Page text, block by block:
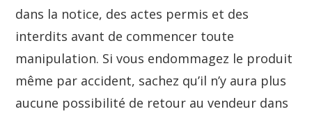
dans la notice, des actes permis et des
interdits avant de commencer toute
manipulation. Si vous endommagez le produit
même par accident, sachez qu’il n’y aura plus
aucune possibilité de retour au vendeur dans